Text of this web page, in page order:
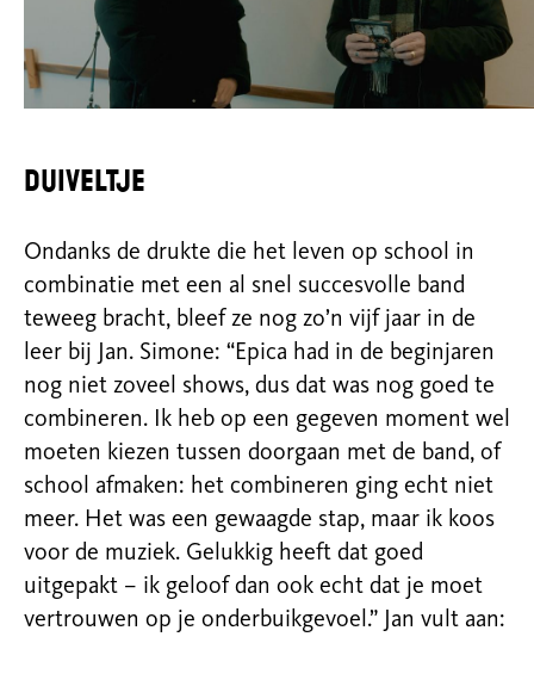
Duiveltje
Ondanks de drukte die het leven op school in
combinatie met een al snel succesvolle band
teweeg bracht, bleef ze nog zo’n vijf jaar in de
leer bij Jan. Simone: “Epica had in de beginjaren
nog niet zoveel shows, dus dat was nog goed te
combineren. Ik heb op een gegeven moment wel
moeten kiezen tussen doorgaan met de band, of
school afmaken: het combineren ging echt niet
meer. Het was een gewaagde stap, maar ik koos
voor de muziek. Gelukkig heeft dat goed
uitgepakt – ik geloof dan ook echt dat je moet
vertrouwen op je onderbuikgevoel.” Jan vult aan: